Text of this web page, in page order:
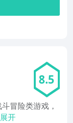
8.5
冒险类游戏，
展开